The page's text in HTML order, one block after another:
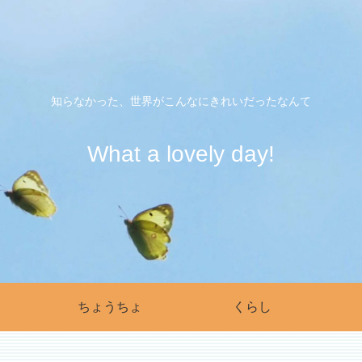
知らなかった、世界がこんなにきれいだったなんて
What a lovely day!
ちょうちょ くらし